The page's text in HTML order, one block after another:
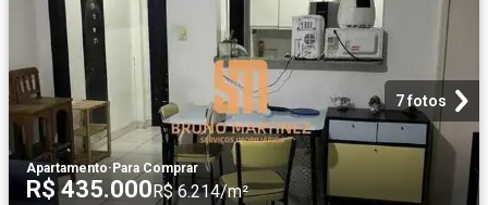
7 fotos
Apartamento· Para Comprar
R$ 435.000 R$ 6.214/m²